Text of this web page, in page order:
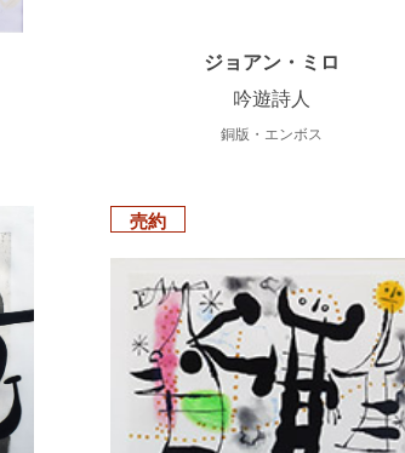
ジョアン・ミロ
吟遊詩人
銅版・エンボス
売約